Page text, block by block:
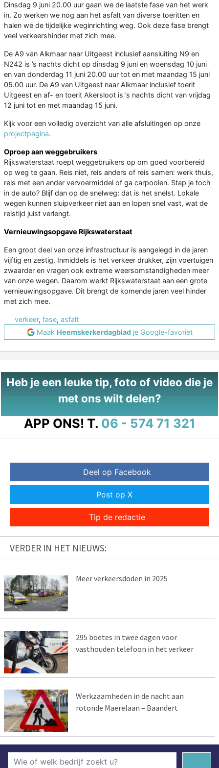
Dinsdag 9 juni 20.00 uur gaan we de laatste fase van het werk
in. Zo werken we nog aan het asfalt van diverse toeritten en
halen we de tijdelijke weginrichting weg. Ook deze fase brengt
veel verkeershinder met zich mee.
De A9 van Alkmaar naar Uitgeest inclusief aansluiting N9 en
N242 is ’s nachts dicht op dinsdag 9 juni en woensdag 10 juni
en van donderdag 11 juni 20.00 uur tot en met maandag 15 juni
05.00 uur. De A9 van Uitgeest naar Alkmaar inclusief toerit
Uitgeest en af- en toerit Akersloot is ’s nachts dicht van vrijdag
12 juni tot en met maandag 15 juni.
Kijk voor een volledig overzicht van alle afsluitingen op onze
projectpagina.
Oproep aan weggebruikers
Rijkswaterstaat roept weggebruikers op om goed voorbereid
op weg te gaan. Reis niet, reis anders of reis samen: werk thuis,
reis met een ander vervoermiddel of ga carpoolen. Stap je toch
in de auto? Blijf dan op de snelweg: dat is het snelst. Lokale
wegen kunnen sluipverkeer niet aan en lopen snel vast, wat de
reistijd juist verlengt.
Vernieuwingsopgave Rijkswaterstaat
Een groot deel van onze infrastructuur is aangelegd in de jaren
vijftig en zestig. Inmiddels is het verkeer drukker, zijn voertuigen
zwaarder en vragen ook extreme weersomstandigheden meer
van onze wegen. Daarom werkt Rijkswaterstaat aan een grote
vernieuwingsopgave. Dit brengt de komende jaren veel hinder
met zich mee.
verkeer, fase, asfalt
Maak Heemskerkerdagbladje Google-favoriet
Heb je een leuke tip, foto of video die je
met ons wilt delen?
APP ONS! T. 06 - 574 71 321
Deel op Facebook
Post op X
Tip de redactie
VERDER IN HET NIEUWS:
Meer verkeersdoden in 2025
295 boetes in twee dagen voor
vasthouden telefoon in het verkeer
Werkzaamheden in de nacht aan
rotonde Maerelaan – Baandert